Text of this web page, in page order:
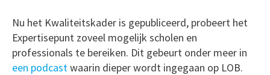
Nu het Kwaliteitskader is gepubliceerd, probeert het
Expertisepunt zoveel mogelijk scholen en
professionals te bereiken. Dit gebeurt onder meer in
een podcast waarin dieper wordt ingegaan op LOB.